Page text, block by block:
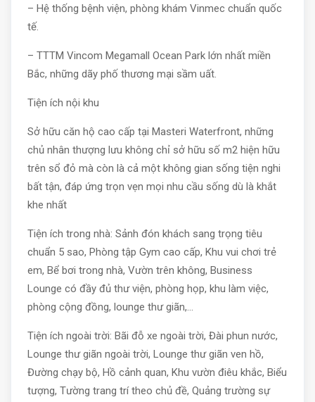
– Hệ thống bệnh viện, phòng khám Vinmec chuẩn quốc
tế.
– TTTM Vincom Megamall Ocean Park lớn nhất miền
Bắc, những dãy phố thương mại sầm uất.
Tiện ích nội khu
Sở hữu căn hộ cao cấp tại Masteri Waterfront, những
chủ nhân thượng lưu không chỉ sở hữu số m2 hiện hữu
trên sổ đỏ mà còn là cả một không gian sống tiện nghi
bất tận, đáp ứng trọn vẹn mọi nhu cầu sống dù là khắt
khe nhất
Tiện ích trong nhà: Sảnh đón khách sang trọng tiêu
chuẩn 5 sao, Phòng tập Gym cao cấp, Khu vui chơi trẻ
em, Bể bơi trong nhà, Vườn trên không, Business
Lounge có đầy đủ thư viện, phòng họp, khu làm việc,
phòng cộng đồng, lounge thư giãn,…
Tiện ích ngoài trời: Bãi đỗ xe ngoài trời, Đài phun nước,
Lounge thư giãn ngoài trời, Lounge thư giãn ven hồ,
Đường chạy bộ, Hồ cảnh quan, Khu vườn điêu khắc, Biểu
tượng, Tường trang trí theo chủ đề, Quảng trường sự